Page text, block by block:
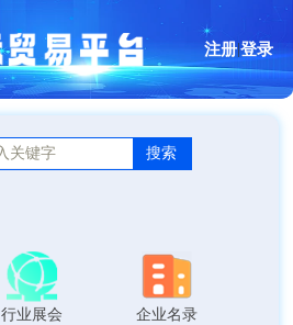
注册 |登录
搜索
行业展会 企业名录